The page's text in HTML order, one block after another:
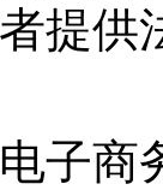
提供
商务